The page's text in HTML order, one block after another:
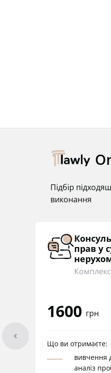
Підбір
виконання
прав у
1600 грн
Що ви отримаєте:
вивчення
аналіз
arrowleft